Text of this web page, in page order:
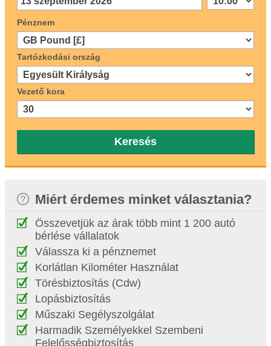
Pénznem
Tartózkodási ország
Vezető kora
Keresés
Miért érdemes minket választania?
Összevetjük az árak több mint 1 200 autó
bérlése vállalatok
Válassza ki a pénznemet
Korlátlan Kilométer Használat
Törésbiztosítás (Cdw)
Lopásbiztosítás
Műszaki Segélyszolgálat
Harmadik Személyekkel Szembeni
Felelősségbiztosítás